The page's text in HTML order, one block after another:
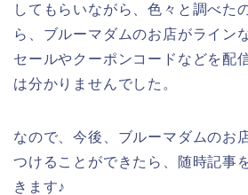
してもらいながら、色々と調べた
ら、ブルーマダムのお店がライン
セールやクーポンコードなどを配
は分かりませんでした。
なので、今後、ブルーマダムのお
つけることができたら、随時記事
きます♪